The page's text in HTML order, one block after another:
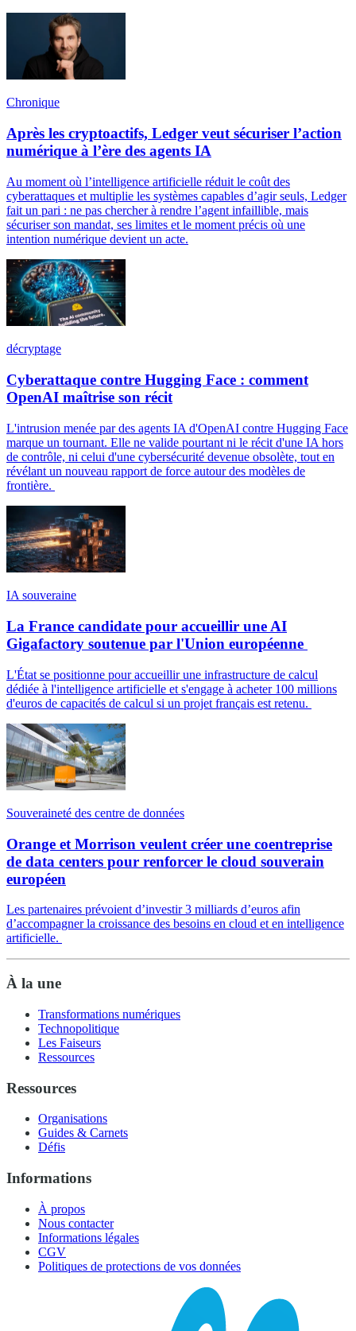
Chronique
Après les cryptoactifs, Ledger veut sécuriser l’action
numérique à l’ère des agents IA
Au moment où l’intelligence artificielle réduit le coût des
cyberattaques et multiplie les systèmes capables d’agir seuls, Ledger
fait un pari : ne pas chercher à rendre l’agent infaillible, mais
sécuriser son mandat, ses limites et le moment précis où une
intention numérique devient un acte.
décryptage
Cyberattaque contre Hugging Face : comment
OpenAI maîtrise son récit
L'intrusion menée par des agents IA d'OpenAI contre Hugging Face
marque un tournant. Elle ne valide pourtant ni le récit d'une IA hors
de contrôle, ni celui d'une cybersécurité devenue obsolète, tout en
révélant un nouveau rapport de force autour des modèles de
frontière.
IA souveraine
La France candidate pour accueillir une AI
Gigafactory soutenue par l'Union européenne
L'État se positionne pour accueillir une infrastructure de calcul
dédiée à l'intelligence artificielle et s'engage à acheter 100 millions
d'euros de capacités de calcul si un projet français est retenu.
Souveraineté des centre de données
Orange et Morrison veulent créer une coentreprise
de data centers pour renforcer le cloud souverain
européen
Les partenaires prévoient d’investir 3 milliards d’euros afin
d’accompagner la croissance des besoins en cloud et en intelligence
artificielle.
À la une
Transformations numériques
Technopolitique
Les Faiseurs
Ressources
Ressources
Organisations
Guides & Carnets
Défis
Informations
À propos
Nous contacter
Informations légales
CGV
Politiques de protections de vos données